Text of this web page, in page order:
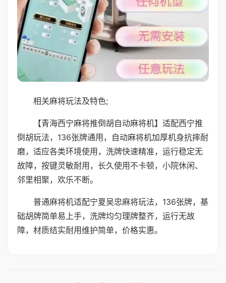
相关麻将玩法及特色;
【青海西宁麻将推倒胡自动麻将机】适配西宁推
倒胡玩法，136张牌通用，自动麻将机加厚机身抗摔耐
磨，适应各类环境使用，洗牌快速精准，运行稳定无
故障，按键灵敏耐用，长久使用不卡顿，小院休闲、
邻里相聚，欢乐不断。
普通麻将机适配宁夏吴忠麻将玩法，136张牌，基
础胡牌简单易上手，洗牌均匀理牌整齐，运行无故
障，材质结实耐用维护简单，价格实惠。